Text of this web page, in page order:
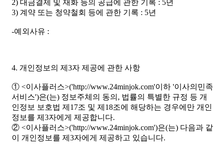
2) 대금결제 및 재화 등의 공급에 관한 기록 : 5년
3) 계약 또는 청약철회 등에 관한 기록 : 5년
-예외사유 :
4. 개인정보의 제3자 제공에 관한 사항
① <이사플러스>('http://www.24minjok.com'이하 '이사의민족
서비스')은(는) 정보주체의 동의, 법률의 특별한 규정 등 개
인정보 보호법 제17조 및 제18조에 해당하는 경우에만 개인
정보를 제3자에게 제공합니다.
② <이사플러스>('http://www.24minjok.com')은(는) 다음과 같
이 개인정보를 제3자에게 제공하고 있습니다.